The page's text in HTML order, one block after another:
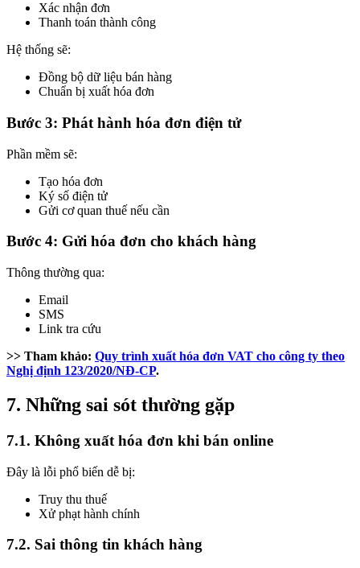
Xác nhận đơn
Thanh toán thành công
Hệ thống sẽ:
Đồng bộ dữ liệu bán hàng
Chuẩn bị xuất hóa đơn
Bước 3: Phát hành hóa đơn điện tử
Phần mềm sẽ:
Tạo hóa đơn
Ký số điện tử
Gửi cơ quan thuế nếu cần
Bước 4: Gửi hóa đơn cho khách hàng
Thông thường qua:
Email
SMS
Link tra cứu
>> Tham khảo: Quy trình xuất hóa đơn VAT cho công ty theo
Nghị định 123/2020/NĐ-CP.
7. Những sai sót thường gặp
7.1. Không xuất hóa đơn khi bán online
Đây là lỗi phổ biến dễ bị:
Truy thu thuế
Xử phạt hành chính
7.2. Sai thông tin khách hàng